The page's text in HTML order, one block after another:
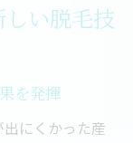
い脱毛技
を発揮
にくかった産